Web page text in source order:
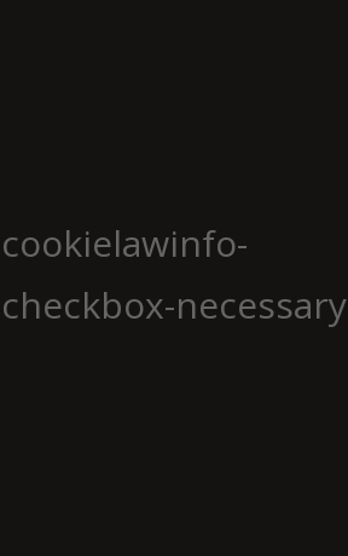
cookielawinfo-
checkbox-necessary